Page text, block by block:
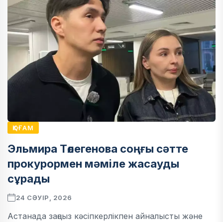
ҚОҒАМ
Эльмира Төлегенова соңғы сәтте
прокурормен мәміле жасауды
сұрады
24 СӘУІР, 2026
Астанада заңсыз кәсіпкерлікпен айналысты және